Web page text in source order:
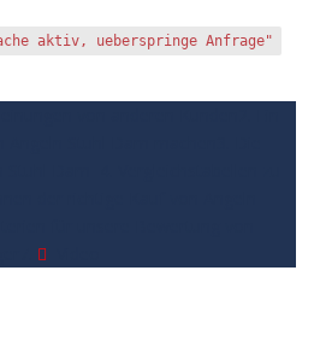
aktiv, ueberspringe Anfrage"